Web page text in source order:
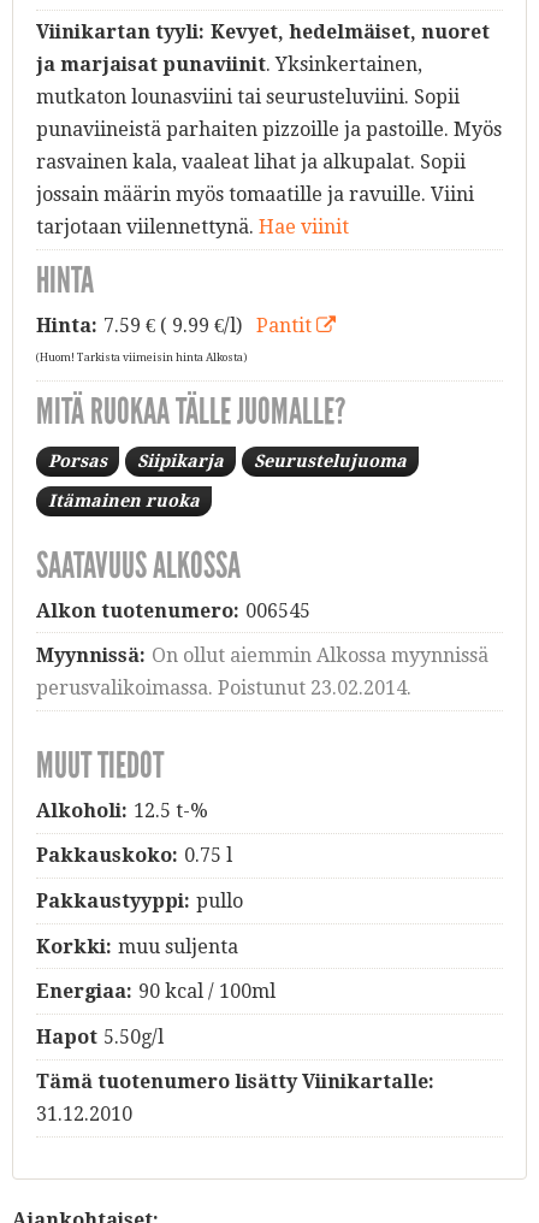
Viinikartan tyyli: Kevyet, hedelmäiset, nuoret
ja marjaisat punaviinit. Yksinkertainen,
mutkaton lounasviini tai seurusteluviini. Sopii
punaviineistä parhaiten pizzoille ja pastoille. Myös
rasvainen kala, vaaleat lihat ja alkupalat. Sopii
jossain määrin myös tomaatille ja ravuille. Viini
tarjotaan viilennettynä. Hae viinit
HINTA
Hinta: 7.59 € ( 9.99 €/l) Pantit
(Huom! Tarkista viimeisin hinta Alkosta)
MITÄ RUOKAA TÄLLE JUOMALLE?
Porsas Siipikarja Seurustelujuoma
Itämainen ruoka
SAATAVUUS ALKOSSA
Alkon tuotenumero: 006545
Myynnissä: On ollut aiemmin Alkossa myynnissä
perusvalikoimassa. Poistunut 23.02.2014.
MUUT TIEDOT
Alkoholi: 12.5 t-%
Pakkauskoko: 0.75 l
Pakkaustyyppi: pullo
Korkki: muu suljenta
Energiaa: 90 kcal / 100ml
Hapot 5.50g/l
Tämä tuotenumero lisätty Viinikartalle:
31.12.2010